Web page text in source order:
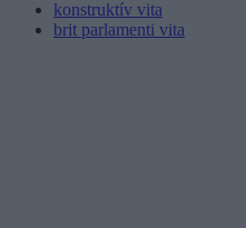
konstruktív vita
brit parlamenti vita